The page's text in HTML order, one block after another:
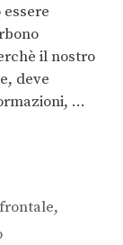
il nostro
deve
…
,